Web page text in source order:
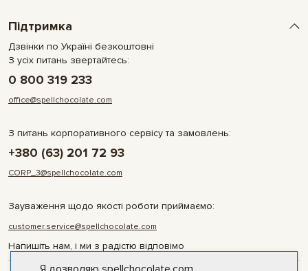
Підтримка
Дзвінки по Україні безкоштовні
З усіх питань звертайтесь:
0 800 319 233
office@spellchocolate.com
З питань корпоративного сервісу та замовлень:
+380 (63) 201 72 93
CORP_3@spellchocolate.com
Зауваження щодо якості роботи приймаємо:
customer.service@spellchocolate.com
Напишіть нам, і ми з радістю відповімо